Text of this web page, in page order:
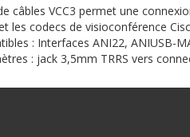
câbles VCC3 permet une
les codecs de visioconférence
: Interfaces ANI22, ANIUSB-
: jack 3,5mm TRRS vers